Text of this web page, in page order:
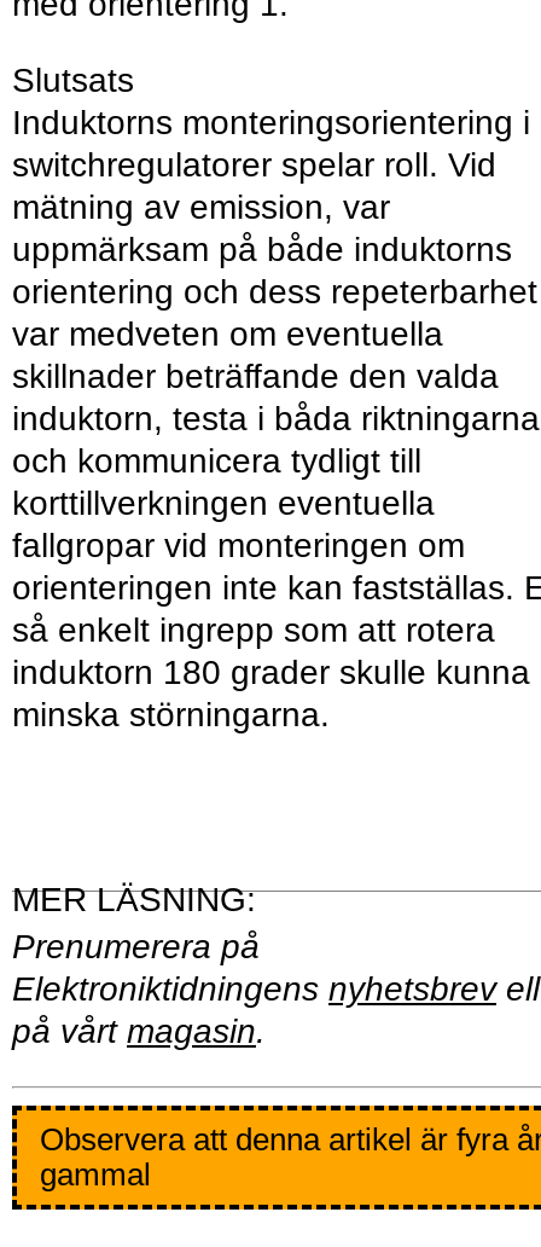
Slutsats
Induktorns monteringsorientering i
switchregulatorer spelar roll. Vid
mätning av emission, var
uppmärksam på både induktorns
orientering och dess
var medveten om eventuella
skillnader beträffande den valda
induktorn, testa i båda riktningarna
och kommunicera tydligt till
korttillverkningen eventuella
fallgropar vid monteringen om
orienteringen inte kan fastställas.
så enkelt ingrepp som att rotera
induktorn 180 grader skulle kunna
minska störningarna.
Prenumerera på
Elektroniktidningens nyhetsbrev
på vårt magasin.
Observera att denna artikel är fyra
gammal